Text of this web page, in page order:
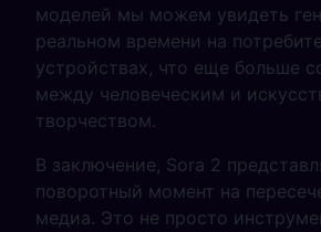
моделей мы можем увидеть
реальном времени на
устройствах, что еще больше
между человеческим и
творчеством.
В заключение, Sora 2
поворотный момент на
медиа. Это не просто